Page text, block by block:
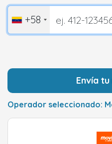
+58
Envía
Operador seleccionado: